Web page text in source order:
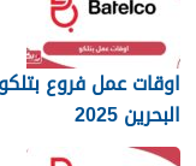
اوقات عمل فروع بتلكو
البحرين 2025